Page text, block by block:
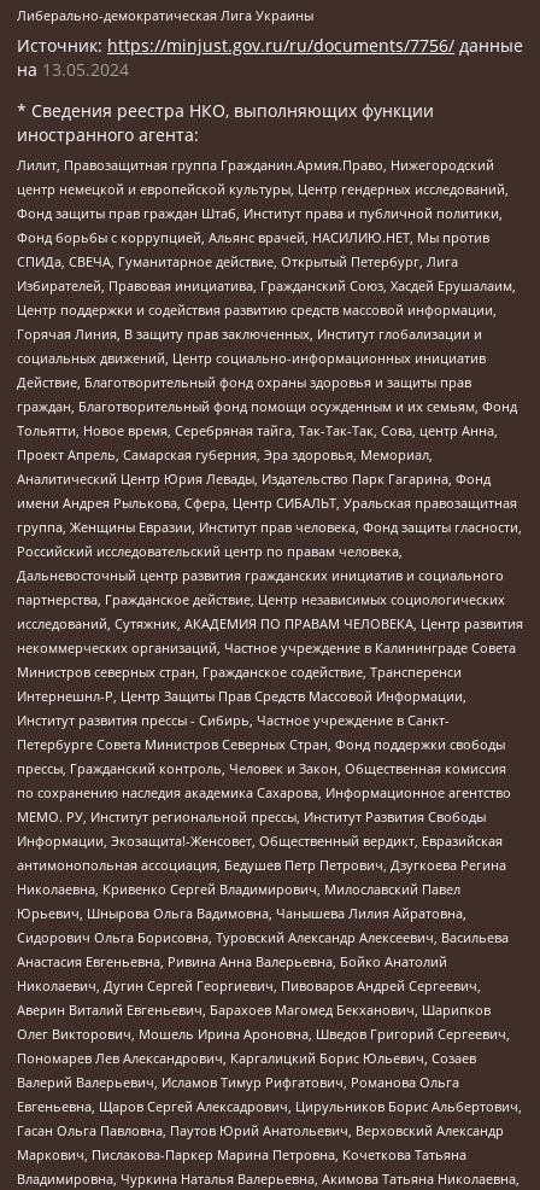
Либерально-демократическая Лига Украины
Источник: https://minjust.gov.ru/ru/documents/7756/ данные
на 13.05.2024
* Сведения реестра НКО, выполняющих функции
иностранного агента:
Лилит, Правозащитная группа Гражданин.Армия.Право, Нижегородский
центр немецкой и европейской культуры, Центр гендерных исследований,
Фонд защиты прав граждан Штаб, Институт права и публичной политики,
Фонд борьбы с коррупцией, Альянс врачей, НАСИЛИЮ.НЕТ, Мы против
СПИДа, СВЕЧА, Гуманитарное действие, Открытый Петербург, Лига
Избирателей, Правовая инициатива, Гражданский Союз, Хасдей Ерушалаим,
Центр поддержки и содействия развитию средств массовой информации,
Горячая Линия, В защиту прав заключенных, Институт глобализации и
социальных движений, Центр социально-информационных инициатив
Действие, Благотворительный фонд охраны здоровья и защиты прав
граждан, Благотворительный фонд помощи осужденным и их семьям, Фонд
Тольятти, Новое время, Серебряная тайга, Так-Так-Так, Сова, центр Анна,
Проект Апрель, Самарская губерния, Эра здоровья, Мемориал,
Аналитический Центр Юрия Левады, Издательство Парк Гагарина, Фонд
имени Андрея Рылькова, Сфера, Центр СИБАЛЬТ, Уральская правозащитная
группа, Женщины Евразии, Институт прав человека, Фонд защиты гласности,
Российский исследовательский центр по правам человека,
Дальневосточный центр развития гражданских инициатив и социального
партнерства, Гражданское действие, Центр независимых социологических
исследований, Сутяжник, АКАДЕМИЯ ПО ПРАВАМ ЧЕЛОВЕКА, Центр развития
некоммерческих организаций, Частное учреждение в Калининграде Совета
Министров северных стран, Гражданское содействие, Трансперенси
Интернешнл-Р, Центр Защиты Прав Средств Массовой Информации,
Институт развития прессы - Сибирь, Частное учреждение в Санкт-
Петербурге Совета Министров Северных Стран, Фонд поддержки свободы
прессы, Гражданский контроль, Человек и Закон, Общественная комиссия
по сохранению наследия академика Сахарова, Информационное агентство
МЕМО. РУ, Институт региональной прессы, Институт Развития Свободы
Информации, Экозащита!-Женсовет, Общественный вердикт, Евразийская
антимонопольная ассоциация, Бедушев Петр Петрович, Дзугкоева Регина
Николаевна, Кривенко Сергей Владимирович, Милославский Павел
Юрьевич, Шнырова Ольга Вадимовна, Чанышева Лилия Айратовна,
Сидорович Ольга Борисовна, Туровский Александр Алексеевич, Васильева
Анастасия Евгеньевна, Ривина Анна Валерьевна, Бойко Анатолий
Николаевич, Дугин Сергей Георгиевич, Пивоваров Андрей Сергеевич,
Аверин Виталий Евгеньевич, Барахоев Магомед Бекханович, Шарипков
Олег Викторович, Мошель Ирина Ароновна, Шведов Григорий Сергеевич,
Пономарев Лев Александрович, Каргалицкий Борис Юльевич, Созаев
Валерий Валерьевич, Исламов Тимур Рифгатович, Романова Ольга
Евгеньевна, Щаров Сергей Алексадрович, Цирульников Борис Альбертович,
Гасан Ольга Павловна, Паутов Юрий Анатольевич, Верховский Александр
Маркович, Пислакова-Паркер Марина Петровна, Кочеткова Татьяна
Владимировна, Чуркина Наталья Валерьевна, Акимова Татьяна Николаевна,